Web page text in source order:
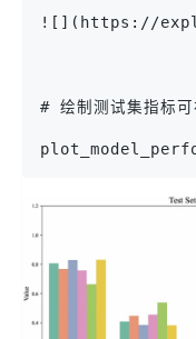
![](https://
# 绘制测试集指标可